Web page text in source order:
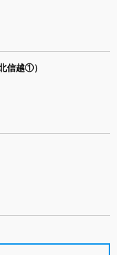
信越①）